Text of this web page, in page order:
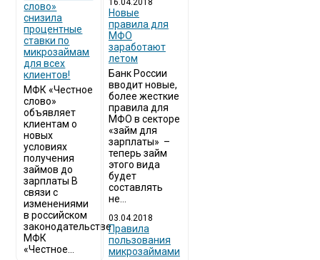
слово»
снизила
процентные
ставки по
микрозаймам
для всех
клиентов!
МФК «Честное
слово»
объявляет
клиентам о
новых
условиях
получения
займов до
зарплаты В
связи с
изменениями
в российском
законодательстве
МФК
«Честное...
16.04.2018
Новые
правила для
МФО
заработают
летом
Банк России
вводит новые,
более жесткие
правила для
МФО в секторе
«займ для
зарплаты» –
теперь займ
этого вида
будет
составлять
не...
03.04.2018
​Правила
пользования
микрозаймами